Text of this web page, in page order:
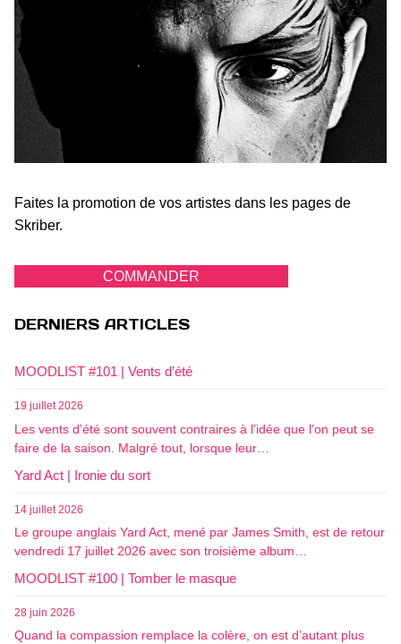
Faites la promotion de vos artistes dans les pages de
Skriber.
COMMANDER
DERNIERS ARTICLES
MOODLIST #101 | Vents d’été
19 juillet 2026
Les vents d’été sont souvent contraires à l’idée que l’on peut se
faire de la saison. Malgré tout, lorsque leur…
Yard Act | Ironie du sort
14 juillet 2026
Le groupe anglais Yard Act, mené par James Smith, est de retour
vendredi 17 juillet 2026 avec son troisième album…
MOODLIST #100 | Tomber le masque
28 juin 2026
Quand la compassion remplace la colère, on est d’autant plus